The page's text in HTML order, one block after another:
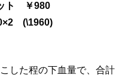
ト ￥980
(\1960)
した程の下血量で、合計